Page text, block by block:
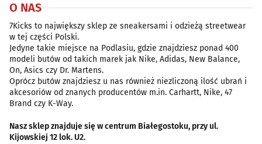
O NAS
7Kicks to największy sklep ze sneakersami i odzieżą streetwear
w tej części Polski.
Jedyne takie miejsce na Podlasiu, gdzie znajdziesz ponad 400
modeli butów od takich marek jak Nike, Adidas, New Balance,
On, Asics czy Dr. Martens.
Oprócz butów znajdziesz u nas również niezliczoną ilość ubrań i
akcesoriów od znanych producentów m.in. Carhartt, Nike, 47
Brand czy K-Way.
Nasz sklep znajduje się w centrum Białegostoku, przy ul.
Kijowskiej 12 lok. U2.